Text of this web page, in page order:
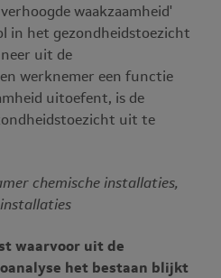
waakzaamheid'
in het gezondheidstoezicht
uit de
werknemer een functie
uitoefent, is de
uit te
chemische installaties,
waarvoor uit de
het bestaan blijkt